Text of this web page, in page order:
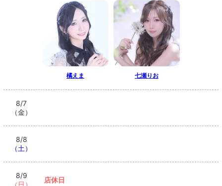
橘えま 七瀬りお
8/7
（金）
8/8
（土）
8/9
（日）
店休日